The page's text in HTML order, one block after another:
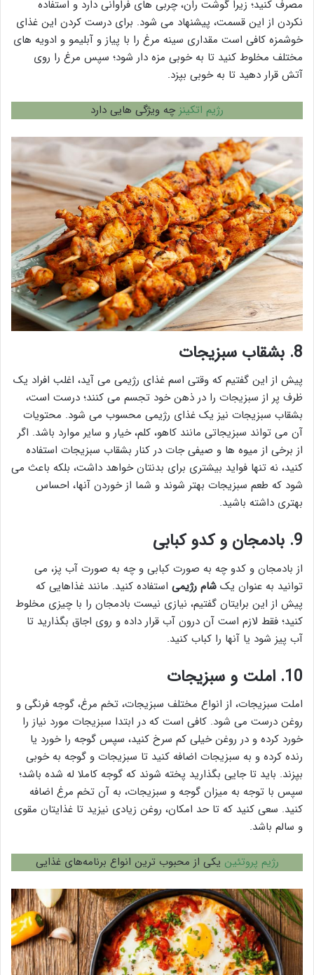
مصرف کنید؛ زیرا گوشت ران، چربی های فراوانی دارد و استفاده
نکردن از این قسمت، پیشنهاد می شود. برای درست کردن این غذای
خوشمزه کافی است مقداری سینه مرغ را با پیاز و آبلیمو و ادویه های
مختلف مخلوط کنید تا به خوبی مزه دار شود؛ سپس مرغ را روی
آتش قرار دهید تا به خوبی بپزد.
رژیم اتکینز چه ویژگی هایی دارد
8. بشقاب سبزیجات
پیش از این گفتیم که وقتی اسم غذای رژیمی می آید، اغلب افراد یک
ظرف پر از سبزیجات را در ذهن خود تجسم می کنند؛ درست است،
بشقاب سبزیجات نیز یک غذای رژیمی محسوب می شود. محتویات
آن می تواند سبزیجاتی مانند کاهو، کلم، خیار و سایر موارد باشد. اگر
از برخی از میوه ها و صیفی جات در کنار بشقاب سبزیجات استفاده
کنید، نه تنها فواید بیشتری برای بدنتان خواهد داشت، بلکه باعث می
شود که طعم سبزیجات بهتر شوند و شما از خوردن آنها، احساس
بهتری داشته باشید.
9. بادمجان و کدو کبابی
از بادمجان و کدو چه به صورت کبابی و چه به صورت آب پز، می
توانید به عنوان یک شام رژیمی استفاده کنید. مانند غذاهایی که
پیش از این برایتان گفتیم، نیازی نیست بادمجان را با چیزی مخلوط
کنید؛ فقط لازم است آن درون آب قرار داده و روی اجاق بگذارید تا
آب پیز شود یا آنها را کباب کنید.
10. املت و سبزیجات
املت سبزیجات، از انواع مختلف سبزیجات، تخم مرغ، گوجه فرنگی و
روغن درست می شود. کافی است که در ابتدا سبزیجات مورد نیاز را
خورد کرده و در روغن خیلی کم سرخ کنید، سپس گوجه را خورد یا
رنده کرده و به سبزیجات اضافه کنید تا سبزیجات و گوجه به خوبی
بپزند. باید تا جایی بگذارید پخته شوند که گوجه کاملا له شده باشد؛
سپس با توجه به میزان گوجه و سبزیجات، به آن تخم مرغ اضافه
کنید. سعی کنید که تا حد امکان، روغن زیادی نیزید تا غذایتان مقوی
و سالم باشد.
رژیم پروتئین یکی از محبوب ترین انواع برنامه‌های غذایی